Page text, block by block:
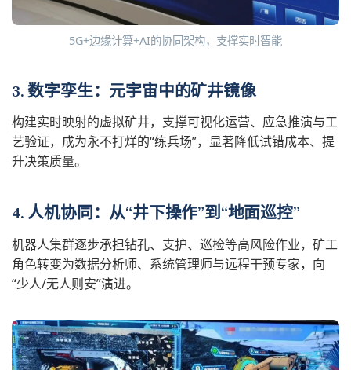
5G+边缘计算+AI的协同架构，支撑实时智能
3. 数字孪生：元宇宙中的矿井镜像
构建实时映射的虚拟矿井，支撑可视化运营、应急推演与工
艺验证，成为永不打烊的“练兵场”，显著降低试错成本、提
升决策质量。
4. 人机协同：从“井下操作”到“地面巡控”
机器人集群逐步承担钻孔、支护、巡检等高风险作业，矿工
角色转变为数据分析师、系统管理师与远程干预专家，向
“少人/无人则安”演进。